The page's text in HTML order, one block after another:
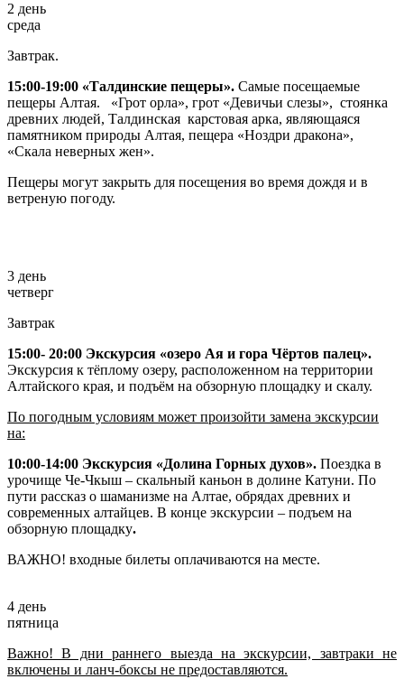
2 день
среда
Завтрак.
15:00-19:00 «Талдинские пещеры». Самые посещаемые
пещеры Алтая. «Грот орла», грот «Девичьи слезы», стоянка
древних людей, Талдинская карстовая арка, являющаяся
памятником природы Алтая, пещера «Ноздри дракона»,
«Скала неверных жен».
Пещеры могут закрыть для посещения во время дождя и в
ветреную погоду.
3 день
четверг
Завтрак
15:00- 20:00 Экскурсия «озеро Ая и гора Чёртов палец».
Экскурсия к тёплому озеру, расположенном на территории
Алтайского края, и подъём на обзорную площадку и скалу.
По погодным условиям может произойти замена экскурсии
на:
10:00-14:00 Экскурсия «Долина Горных духов». Поездка в
урочище Че-Чкыш – скальный каньон в долине Катуни. По
пути рассказ о шаманизме на Алтае, обрядах древних и
современных алтайцев. В конце экскурсии – подъем на
обзорную площадку.
ВАЖНО! входные билеты оплачиваются на месте.
4 день
пятница
Важно! В дни раннего выезда на экскурсии, завтраки не
включены и ланч-боксы не предоставляются.